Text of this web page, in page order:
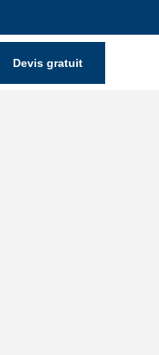
Devis gratuit